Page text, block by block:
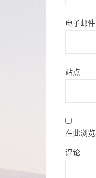
电子邮件
站点
在此浏
评论